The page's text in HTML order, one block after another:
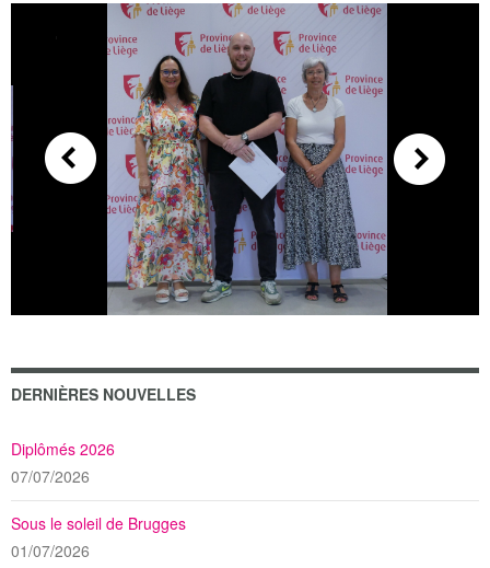
DERNIÈRES NOUVELLES
Diplômés 2026
07/07/2026
Sous le soleil de Brugges
01/07/2026